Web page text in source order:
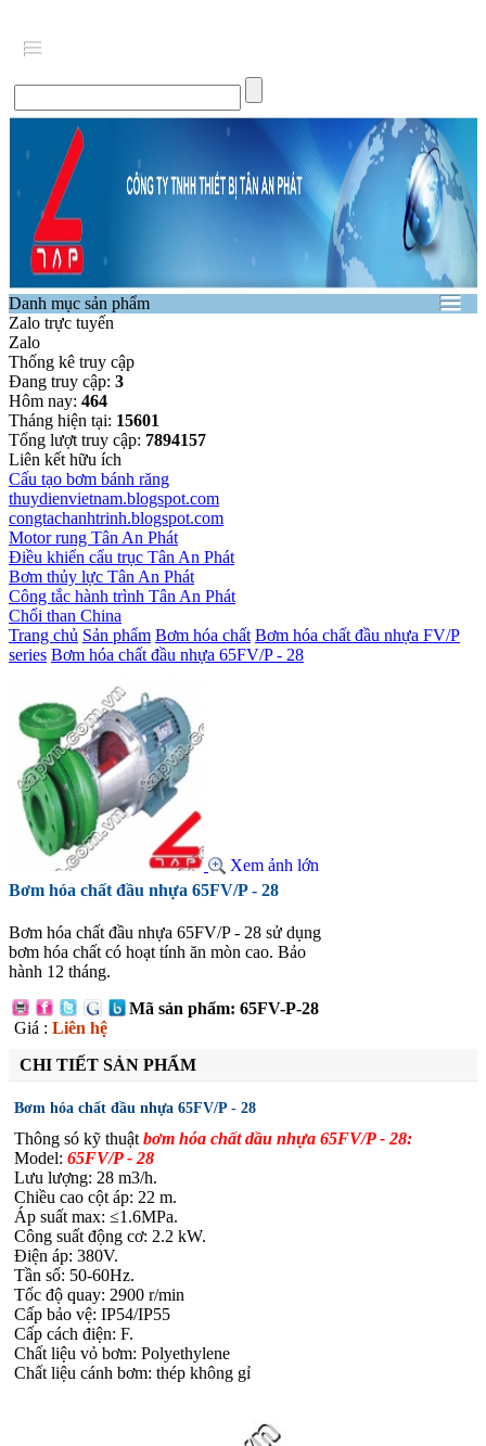
Danh mục sản phẩm
Zalo trực tuyến
Zalo
Thống kê truy cập
Đang truy cập: 3
Hôm nay: 464
Tháng hiện tại: 15601
Tổng lượt truy cập: 7894157
Liên kết hữu ích
Cấu tạo bơm bánh răng
thuydienvietnam.blogspot.com
congtachanhtrinh.blogspot.com
Motor rung Tân An Phát
Điều khiển cẩu trục Tân An Phát
Bơm thủy lực Tân An Phát
Công tắc hành trình Tân An Phát
Chổi than China
Trang chủ Sản phẩm Bơm hóa chất Bơm hóa chất đầu nhựa FV/P
series Bơm hóa chất đầu nhựa 65FV/P - 28
Xem ảnh lớn
Bơm hóa chất đầu nhựa 65FV/P - 28
Bơm hóa chất đầu nhựa 65FV/P - 28 sử dụng
bơm hóa chất có hoạt tính ăn mòn cao. Bảo
hành 12 tháng.
Mã sản phẩm: 65FV-P-28
Giá : Liên hệ
CHI TIẾT SẢN PHẨM
Bơm hóa chất đầu nhựa 65FV/P - 28
Thông só kỹ thuật bơm hóa chất dầu nhựa 65FV/P - 28:
Model: 65FV/P - 28
Lưu lượng: 28 m3/h.
Chiều cao cột áp: 22 m.
Áp suất max: ≤1.6MPa.
Công suất động cơ: 2.2 kW.
Điện áp: 380V.
Tần số: 50-60Hz.
Tốc độ quay: 2900 r/min
Cấp bảo vệ: IP54/IP55
Cấp cách điện: F.
Chất liệu vỏ bơm: Polyethylene
Chất liệu cánh bơm: thép không gỉ